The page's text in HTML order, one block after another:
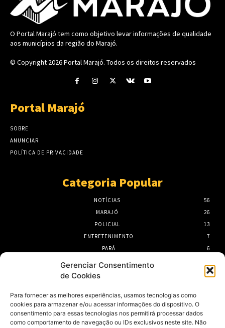
Gerenciar Consentimento
de Cookies
Para fornecer as melhores experiências, usamos tecnologias como
cookies para armazenar e/ou acessar informações do dispositivo. O
consentimento para essas tecnologias nos permitirá processar dados
como comportamento de navegação ou IDs exclusivos neste site. Não
O Portal Marajó tem como objetivo levar informações de qualidade
aos municípios da região do Marajó.
© Copyright 2026Portal Marajó. Todos os direitos reservados
Portal Marajó
SOBRE
ANUNCIAR
POLÍTICA DE PRIVACIDADE
Categoria Popular
NOTÍCIAS
56
MARAJÓ
26
POLICIAL
13
ENTRETENIMENTO
7
PARÁ
6
- Publicidade -